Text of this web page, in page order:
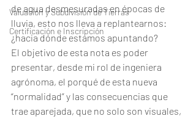
Valuación y Subdivisión de Tierras
Certificación e Inscripción
de agua desmesuradas en épocas de
lluvia, esto nos lleva a replantearnos:
¿hacia dónde estamos apuntando?
El objetivo de esta nota es poder
presentar, desde mi rol de ingeniera
agrónoma, el porqué de esta nueva
“normalidad” y las consecuencias que
trae aparejada, que no solo son visuales,